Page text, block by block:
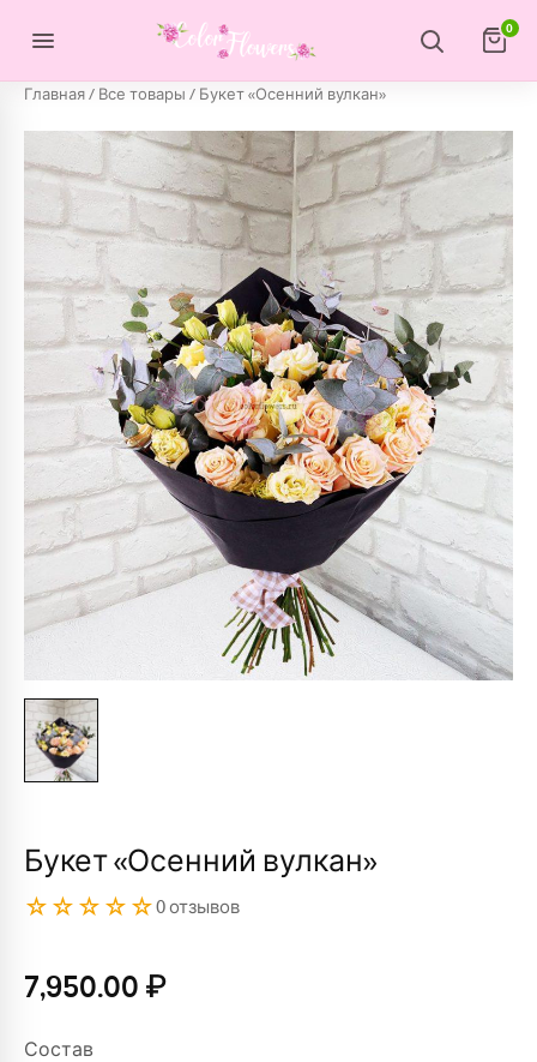
0
Главная/ Все товары / Букет «Осенний вулкан»
Букет «Осенний вулкан»
☆☆☆☆☆0 отзывов
7,950.00 ₽
Состав